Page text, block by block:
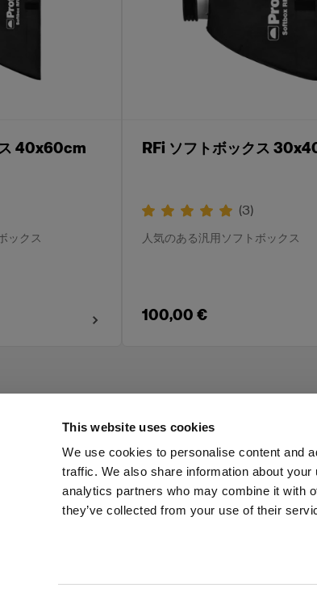
This website uses cookies
We use cookies to personalise content and
traffic. We also share information about
analytics partners who may combine it with
they’ve collected from your use of their
ス 40x60cm
ックス
RFi ソフトボックス
(3)
人気のある汎用ソフトボックス
100,00 €
Support Careers Press Investors